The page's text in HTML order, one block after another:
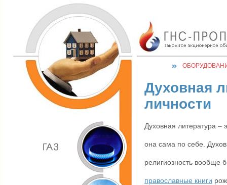
Духовная
личности
Духовная литература –
она сама по себе.
религиозность вообще
православные книги